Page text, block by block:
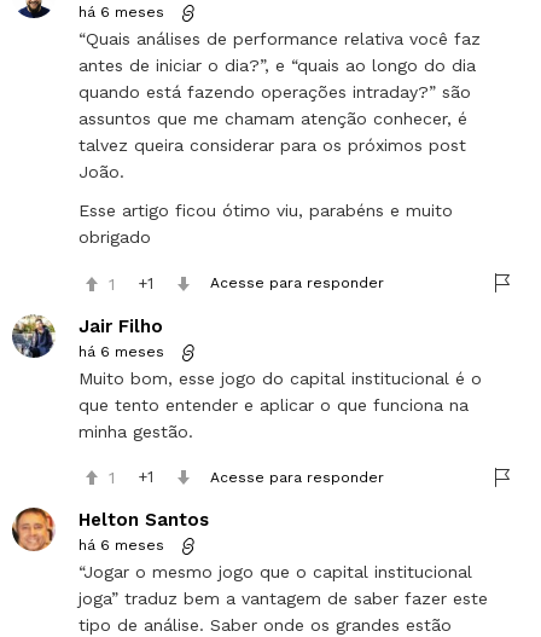
há 6 meses
“Quais análises de performance relativa você faz
antes de iniciar o dia?”, e “quais ao longo do dia
quando está fazendo operações intraday?” são
assuntos que me chamam atenção conhecer, é
talvez queira considerar para os próximos post
João.
Esse artigo ficou ótimo viu, parabéns e muito
obrigado
1 1 Acesse para responder
Jair Filho
há 6 meses
Muito bom, esse jogo do capital institucional é o
que tento entender e aplicar o que funciona na
minha gestão.
1 1 Acesse para responder
Helton Santos
há 6 meses
“Jogar o mesmo jogo que o capital institucional
joga” traduz bem a vantagem de saber fazer este
tipo de análise. Saber onde os grandes estão